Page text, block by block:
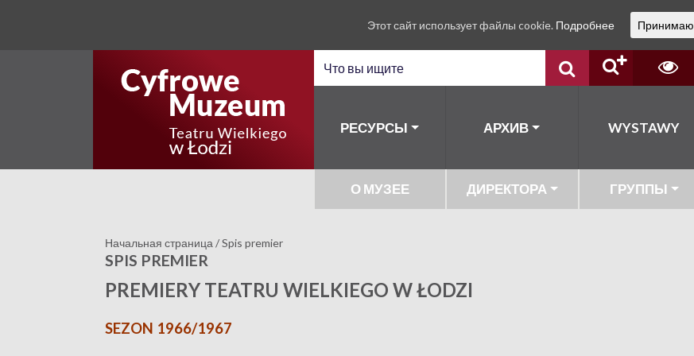
РЕСУРСЫ АРХИВ
О МУЗЕЕ ДИРЕКТОРА ГРУППЫ
WYSTAWY
Начальная страница /Spis premier
SPIS PREMIER
PREMIERY TEATRU WIELKIEGO W ŁODZI
SEZON 1966/1967
Этот сайт использует файлы cookie. Подробнее Принимаю